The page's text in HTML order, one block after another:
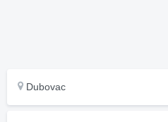
Dubovac